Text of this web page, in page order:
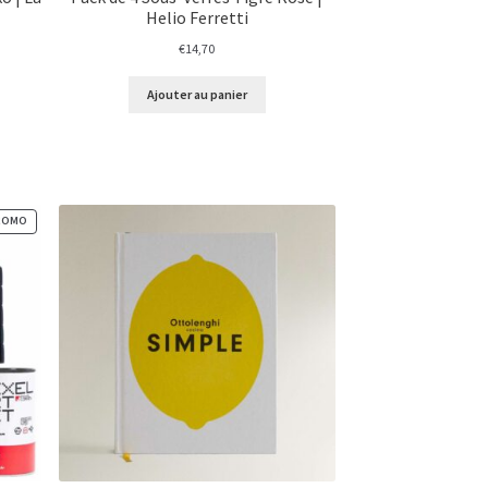
Helio Ferretti
€14,70
Ajouter au panier
EN